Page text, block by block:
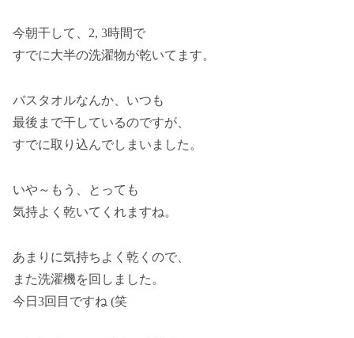
今朝干して、2, 3時間で
すでに大半の洗濯物が乾いてます。
バスタオルなんか、いつも
最後まで干しているのですが、
すでに取り込んでしまいました。
いや～もう、とっても
気持よく乾いてくれますね。
あまりに気持ちよく乾くので、
また洗濯機を回しました。
今日3回目ですね (笑